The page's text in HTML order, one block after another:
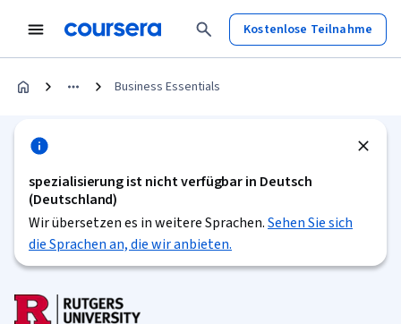
Kostenlose Teilnahme
Business Essentials
spezialisierung ist nicht verfügbar in Deutsch
(Deutschland)
Wir übersetzen es in weitere Sprachen.Sehen Sie sich
die Sprachen an, die wir anbieten.